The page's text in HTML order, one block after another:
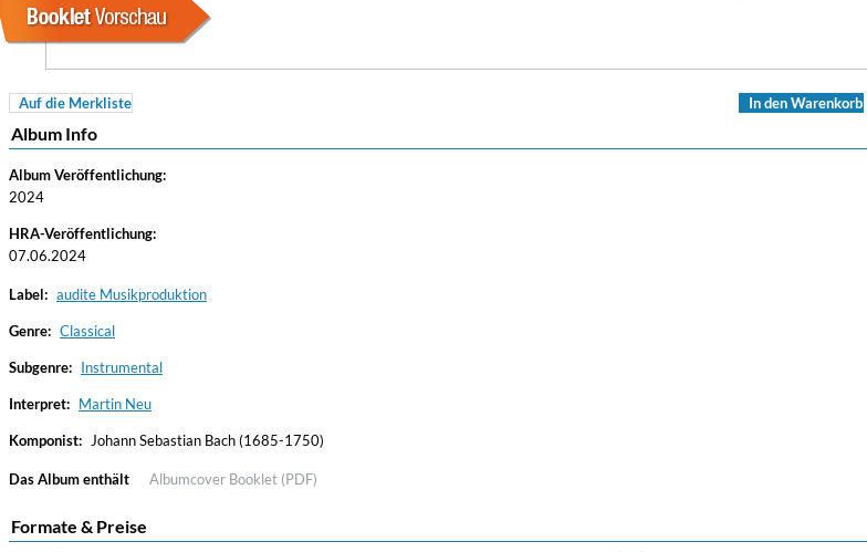
Haydn: String Quartets, Vol. 22
Leipziger Streichquartett
Auf die Merkliste In den Warenkorb
Album Info
Album Veröffentlichung:
2024
HRA-Veröffentlichung:
07.06.2024
Label: audite Musikproduktion
Genre: Classical
Subgenre: Instrumental
Interpret: Martin Neu
Komponist: Johann Sebastian Bach (1685-1750)
Das Album enthält Albumcover Booklet (PDF)
Formate & Preise